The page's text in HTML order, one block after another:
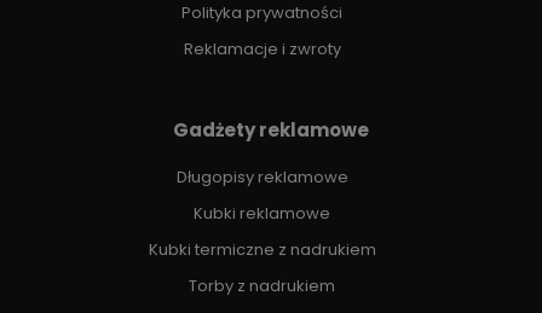
Polityka prywatności
Reklamacje i zwroty
Gadżety reklamowe
Długopisy reklamowe
Kubki reklamowe
Kubki termiczne z nadrukiem
Torby z nadrukiem